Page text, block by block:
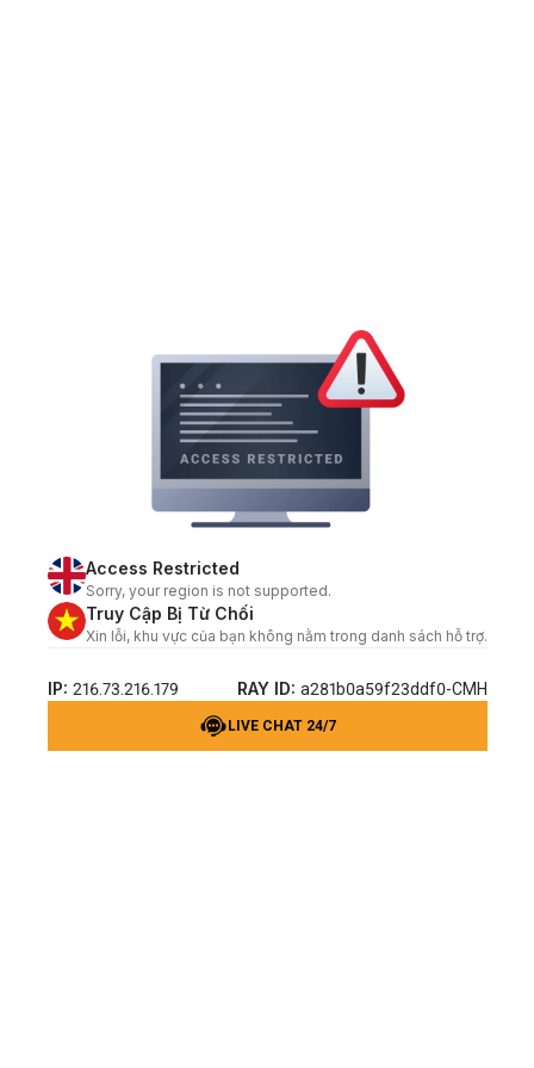
Access Restricted
Sorry, your region is not supported.
Truy Cập Bị Từ Chối
Xin lỗi, khu vực của bạn không nằm trong danh sách hỗ trợ.
IP: 216.73.216.179 RAY ID: a281b0a59f23ddf0-CMH
LIVE CHAT 24/7